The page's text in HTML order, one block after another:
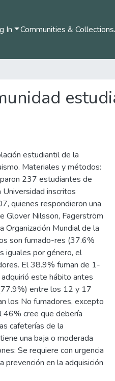
In Communities & Collections
estudiantil de la
Materiales y métodos:
237 estudiantes de
inscritos
quienes respondieron una
Glover Nilsson, Fagerström
Organización Mundial de la
son fumado-res (37.6%
iguales por género, el
El 38.9% fuman de 1-
este hábito antes
entre los 12 y 17
los No fumadores, excepto
46% cree que debería
cafeterías de la
una baja o moderada
Se requiere con urgencia
en la adquisición